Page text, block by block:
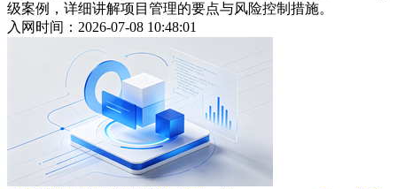
级案例，详细讲解项目管理的要点与风险控制措施。
入网时间：2026-07-08 10:48:01